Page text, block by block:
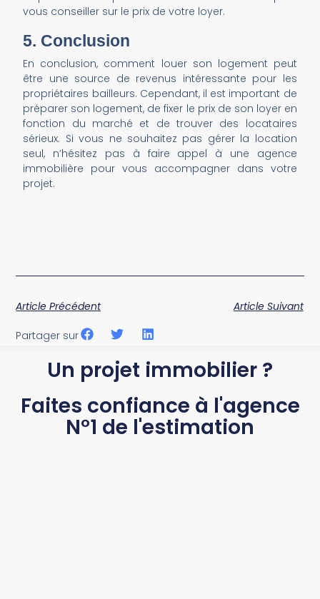
vous conseiller sur le prix de votre loyer.
5. Conclusion
En conclusion, comment louer son logement peut
être une source de revenus intéressante pour les
propriétaires bailleurs. Cependant, il est important de
préparer son logement, de fixer le prix de son loyer en
fonction du marché et de trouver des locataires
sérieux. Si vous ne souhaitez pas gérer la location
seul, n’hésitez pas à faire appel à une agence
immobilière pour vous accompagner dans votre
projet.
Article Précédent Article Suivant
Partager sur
Un projet immobilier ?
Faites confiance à l'agence
N°1 de l'estimation